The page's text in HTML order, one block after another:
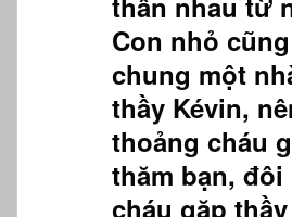
Con nhỏ
chung một
thầy Kévin,
thoảng cháu
thăm bạn, đôi
cháu gặp